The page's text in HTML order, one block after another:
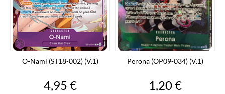
O-Nami (ST18-002) (V.1)
Precio
4,95 €
Perona (OP09-034) (V.1)
Precio
1,20 €